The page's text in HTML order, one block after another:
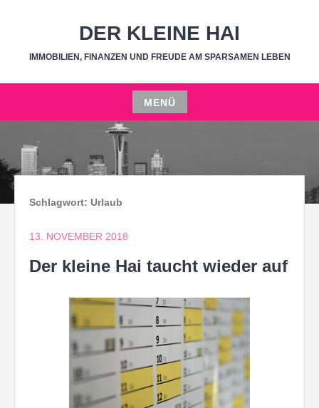
DER KLEINE HAI
IMMOBILIEN, FINANZEN UND FREUDE AM SPARSAMEN LEBEN
MENÜ
Zum
springen
Schlagwort: Urlaub
13. NOVEMBER 2018
Der kleine Hai taucht wieder auf